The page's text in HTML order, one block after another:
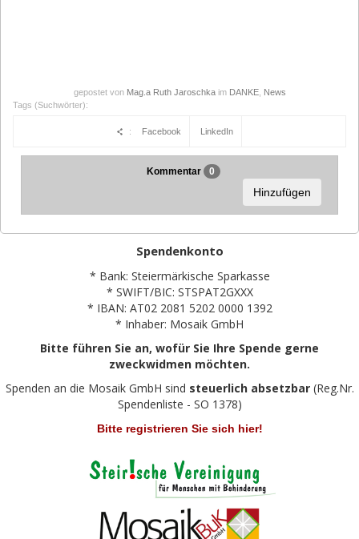
gepostet von Mag.a Ruth Jaroschkaim DANKE, News
Tags (Suchwörter):
: Facebook LinkedIn
Kommentar 0
Hinzufügen
Spendenkonto
* Bank: Steiermärkische Sparkasse
* SWIFT/BIC: STSPAT2GXXX
* IBAN: AT02 2081 5202 0000 1392
* Inhaber: Mosaik GmbH
Bitte führen Sie an, wofür Sie Ihre Spende gerne
zweckwidmen möchten.
Spenden an die Mosaik GmbH sind steuerlich absetzbar(Reg.Nr.
Spendenliste - SO 1378)
Bitte registrieren Sie sich hier!